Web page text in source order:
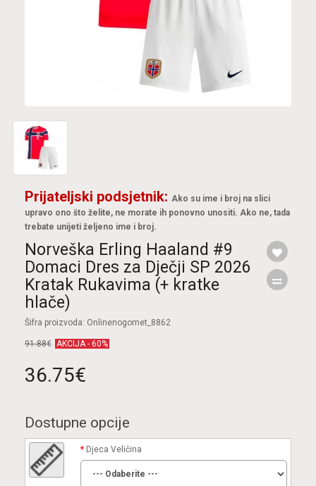
Prijateljski podsjetnik: Ako su ime i broj na slici
upravo ono što želite, ne morate ih ponovno unositi. Ako ne, tada
trebate unijeti željeno ime i broj.
Norveška Erling Haaland #9
Domaci Dres za Dječji SP 2026
Kratak Rukavima (+ kratke
hlače)
Šifra proizvoda: Onlinenogomet_8862
91.88€ AKCIJA - 60%
36.75€
Dostupne opcije
Djeca Veličina